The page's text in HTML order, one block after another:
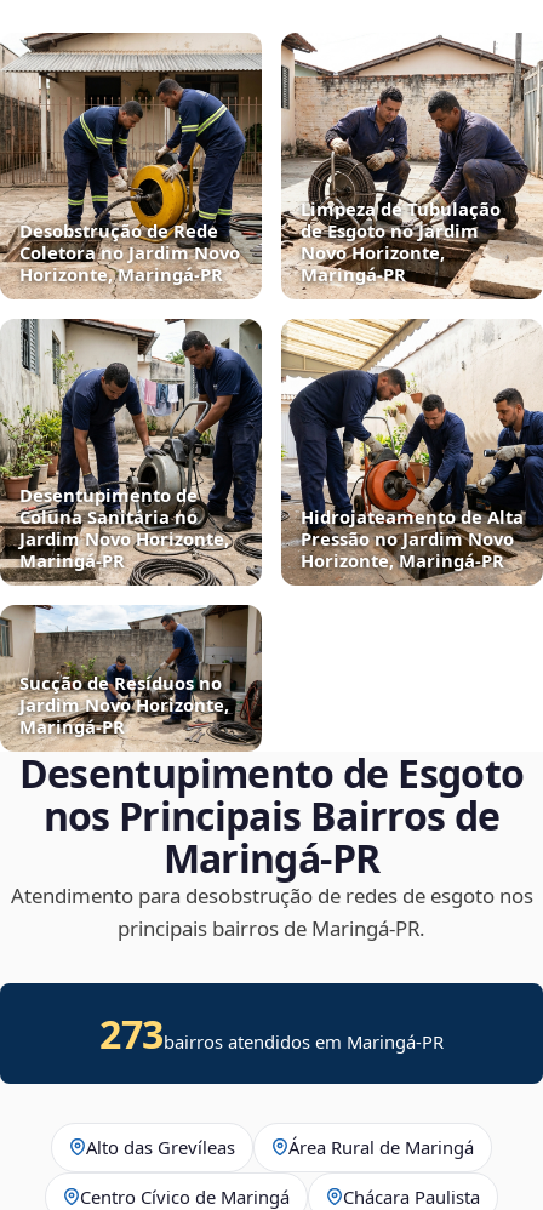
Desobstrução de Rede
Coletora no Jardim Novo
Horizonte, Maringá‑PR
Limpeza de Tubulação
de Esgoto no Jardim
Novo Horizonte,
Maringá‑PR
Desentupimento de
Coluna Sanitária no
Jardim Novo Horizonte,
Maringá‑PR
Hidrojateamento de Alta
Pressão no Jardim Novo
Horizonte, Maringá‑PR
Sucção de Resíduos no
Jardim Novo Horizonte,
Maringá‑PR
Desentupimento de Esgoto
nos Principais Bairros de
Maringá‑PR
Atendimento para desobstrução de redes de esgoto nos
principais bairros de Maringá‑PR.
273bairros atendidos em Maringá-PR
Alto das Grevíleas Área Rural de Maringá
Centro Cívico de Maringá Chácara Paulista